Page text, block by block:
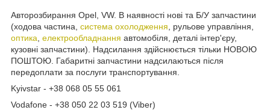
Авторозбирання Opel, VW. В наявності нові та Б/У запчастини
(ходова частина, система охолодження , рульове управління,
оптика електрообладнання автомобіля, деталі інтер'єру,
кузовні запчастини). Надсилання здійснюється тільки НОВОЮ
ПОШТОЮ. Габаритні запчастини надсилаються після
передоплати за послуги транспортування.
Kyivstar - +38 068 05 55 061
Vodafone - +38 050 22 03 519 (Viber)